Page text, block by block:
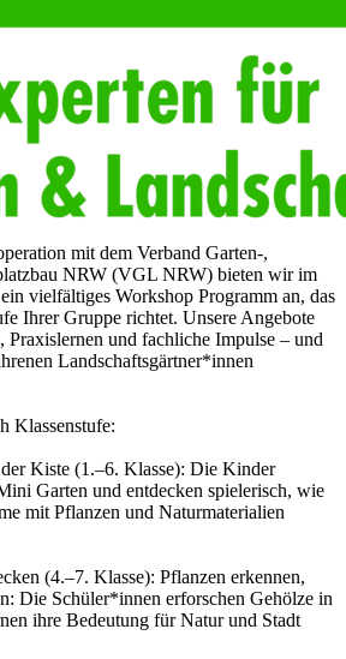
mit dem Verband Garten-,
NRW (VGL NRW) bieten wir im
vielfältiges Workshop Programm an, das
Ihrer Gruppe richtet. Unsere Angebote
Praxislernen und fachliche Impulse – und
Landschaftsgärtner*innen
Klassenstufe:
Kiste (1.–6. Klasse): Die Kinder
Garten und entdecken spielerisch, wie
mit Pflanzen und Naturmaterialien
(4.–7. Klasse): Pflanzen erkennen,
Die Schüler*innen erforschen Gehölze in
ihre Bedeutung für Natur und Stadt